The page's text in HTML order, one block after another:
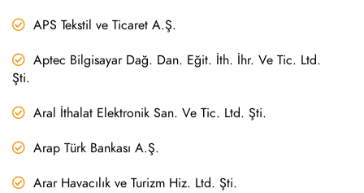
APS Tekstil ve Ticaret A.Ş.
Aptec Bilgisayar Dağ. Dan. Eğit. İth. İhr. Ve Tic. Ltd.
Şti.
Aral İthalat Elektronik San. Ve Tic. Ltd. Şti.
Arap Türk Bankası A.Ş.
Arar Havacılık ve Turizm Hiz. Ltd. Şti.